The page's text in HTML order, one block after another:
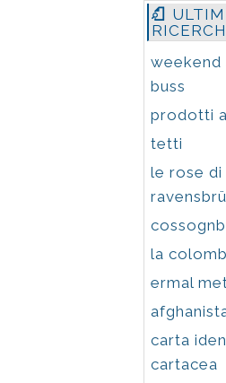
weekend
buss
prodotti
tetti
le rose di
la
ermal
carta
cartacea